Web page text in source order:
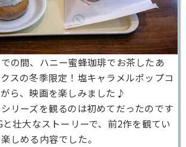
の間、ハニー蜜蜂珈琲でお茶したあ
スの冬季限定！塩キャラメルポップコ
ら、映画を楽しみました♪
リーズを観るのは初めてだったのです
と壮大なストーリーで、前2作を観てい
しめる内容でした。